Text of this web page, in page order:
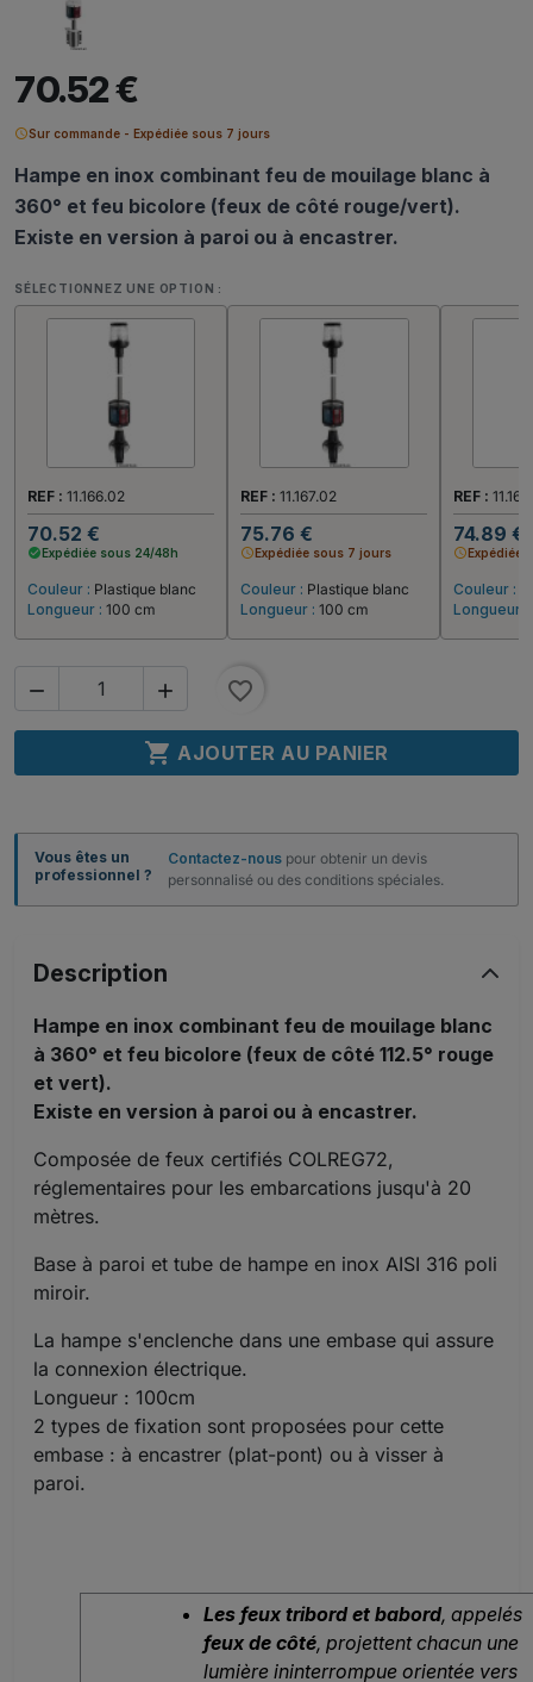
70.52 €
scheduleSur commande - Expédiée sous 7 jours
Hampe en inox combinant feu de mouilage blanc à
360° et feu bicolore (feux de côté rouge/vert).
Existe en version à paroi ou à encastrer.
SÉLECTIONNEZ UNE OPTION :
REF : 11.166.02
70.52 €
check_circleExpédiée sous 24/48h
Couleur : Plastique blanc
Longueur : 100 cm
REF : 11.167.02
75.76 €
scheduleExpédiée sous 7 jours
Couleur : Plastique blanc
Longueur : 100 cm
REF :
74.89 €
scheduleExpédiée
Couleur :
Longueur :
  favorite_border
 AJOUTER AU PANIER
Vous êtes un
professionnel ?
Contactez-nous pour obtenir un devis
personnalisé ou des conditions spéciales.
Description
Hampe en inox combinant feu de mouilage blanc
à 360° et feu bicolore (feux de côté 112.5° rouge
et vert).
Existe en version à paroi ou à encastrer.
Composée de feux certifiés COLREG72,
réglementaires pour les embarcations jusqu'à 20
mètres.
Base à paroi et tube de hampe en inox AISI 316 poli
miroir.
La hampe s'enclenche dans une embase qui assure
la connexion électrique.
Longueur : 100cm
2 types de fixation sont proposées pour cette
embase : à encastrer (plat-pont) ou à visser à
paroi.
Les feux tribord et babord, appelés
feux de côté, projettent chacun une
lumière ininterrompue orientée vers